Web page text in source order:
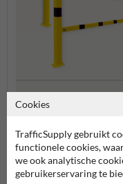
Cookies
TrafficSupply gebruikt
functionele cookies,
we ook analytische
gebruikerservaring te